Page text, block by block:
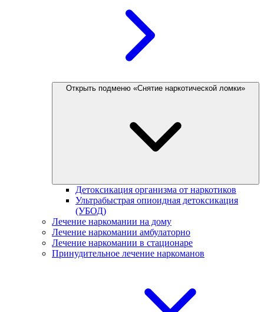
Открыть подменю «Снятие наркотической ломки»
Детоксикация организма от наркотиков
Ультрабыстрая опиоидная детоксикация
(УБОД)
Лечение наркомании на дому
Лечение наркомании амбулаторно
Лечение наркомании в стационаре
Принудительное лечение наркоманов